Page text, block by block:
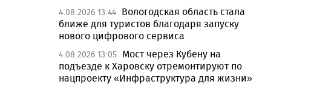
4.08.2026 13:44 Вологодская область стала
ближе для туристов благодаря запуску
нового цифрового сервиса
4.08.2026 13:05 Мост через Кубену на
подъезде к Харовску отремонтируют по
нацпроекту «Инфраструктура для жизни»